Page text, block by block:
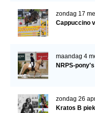
Inloggen
CONTACT
Regio Noord
Regio Midden
zondag 17
Cappuccino
maandag 4
NRPS-
zondag 26
Kratos B